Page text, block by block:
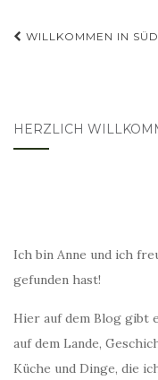
WILLKOMMEN IN
HERZLICH
Ich bin Anne und ich
gefunden hast!
Hier auf dem Blog gibt
auf dem Lande,
Küche und Dinge, die